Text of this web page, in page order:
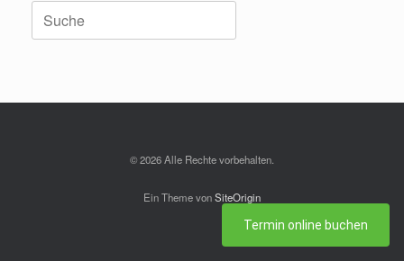
Termin online buchen
Suche
nach:
© 2026 Alle Rechte vorbehalten.
Ein Theme vonSiteOrigin